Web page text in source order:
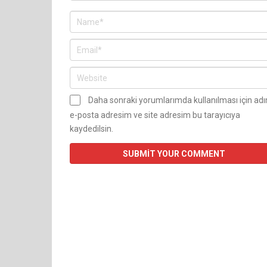
Daha sonraki yorumlarımda kullanılması için
e-posta adresim ve site adresim bu tarayıcıya
kaydedilsin.